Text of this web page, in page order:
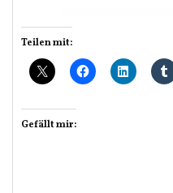
Teilen mit:
Gefällt mir: